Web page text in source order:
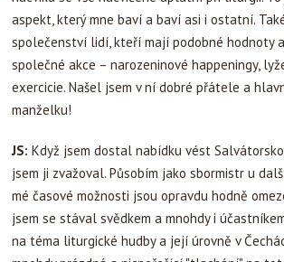
aspekt, který mne baví a baví asi i ostatní.
společenství lidí, kteří mají podobné hodnoty
společné akce – narozeninové happeningy,
exercicie. Našel jsem v ní dobré přátele a
manželku!
JS: Když jsem dostal nabídku vést
jsem ji zvažoval. Působím jako sbormistr u
mé časové možnosti jsou opravdu hodně
jsem se stával svědkem a mnohdy i
na téma liturgické hudby a její úrovně v